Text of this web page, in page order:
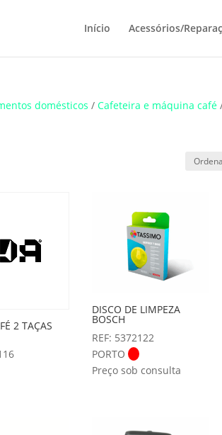
Início Acessórios/
domésticos /Cafeteira e máquina café
2 TAÇAS
DISCO DE LIMPEZA
BOSCH
REF: 5372122
PORTO
Preço sob consulta